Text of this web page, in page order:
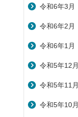
令和6年3月
令和6年2月
令和6年1月
令和5年12月
令和5年11月
令和5年10月